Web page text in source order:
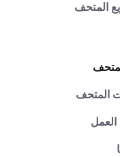
المتحف
المتحف